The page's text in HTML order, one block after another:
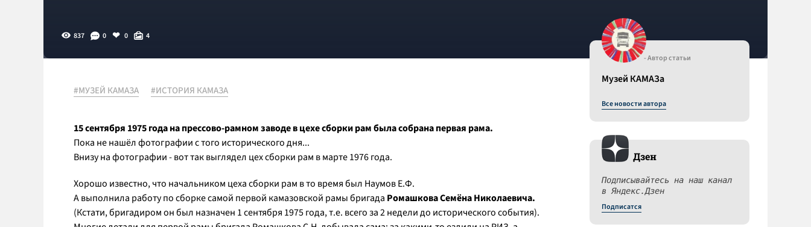
837 0 0 4
#МУЗЕЙ КАМАЗА #ИСТОРИЯ КАМАЗА
15 сентября 1975 года на прессово-рамном заводе в цехе сборки рам была собрана первая рама.
Пока не нашёл фотографии с того исторического дня...
Внизу на фотографии - вот так выглядел цех сборки рам в марте 1976 года.
Хорошо известно, что начальником цеха сборки рам в то время был Наумов Е.Ф.
А выполнила работу по сборке самой первой камазовской рамы бригада Ромашкова Семёна Николаевича.
(Кстати, бригадиром он был назначен 1 сентября 1975 года, т.е. всего за 2 недели до исторического события).
- Автор статьи
Музей КАМАЗа
Все новости автора
Дзен
Подписывайтесь на наш канал
в Яндекс.Дзен
Подписатся